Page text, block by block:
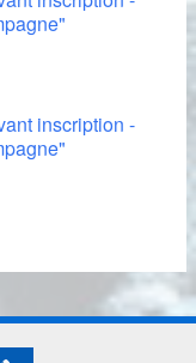
inscription -